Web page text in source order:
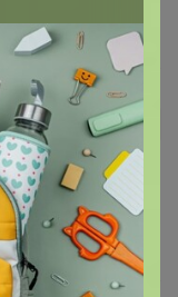
уже получил заказ!
кость